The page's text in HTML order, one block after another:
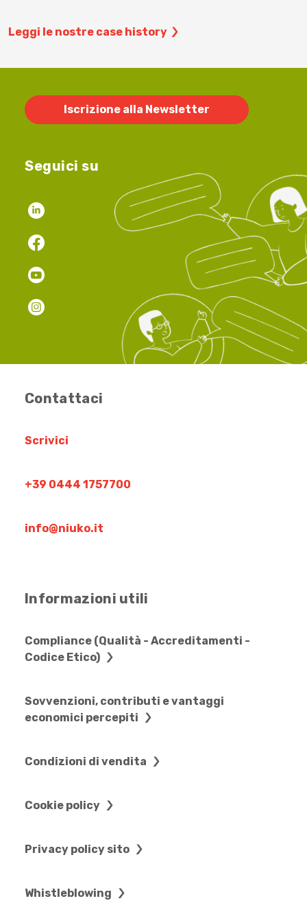
Leggi le nostre case history
Iscrizione alla Newsletter
Seguici su
Contattaci
Scrivici
+39 0444 1757700
info@niuko.it
Informazioni utili
Compliance (Qualità - Accreditamenti -
Codice Etico)
Sovvenzioni, contributi e vantaggi
economici percepiti
Condizioni di vendita
Cookie policy
Privacy policy sito
Whistleblowing